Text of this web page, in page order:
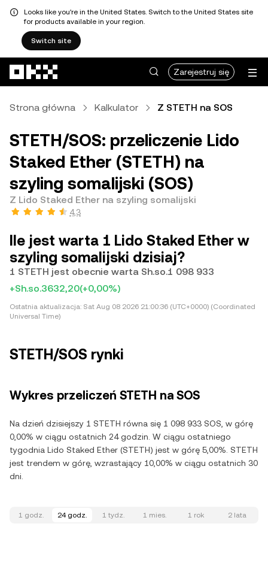
Looks like you're in the United States. Switch to the United States site
for products available in your region.
Switch site
Zarejestruj się
Strona główna Kalkulator Z STETH na SOS
STETH/SOS: przeliczenie Lido
Staked Ether (STETH) na
szyling somalijski (SOS)
Z Lido Staked Ether na szyling somalijski
4,3
Ile jest warta 1 Lido Staked Ether w
szyling somalijski dzisiaj?
1 STETH jest obecnie warta Sh.so.1 098 933
+Sh.so.3632,20(+0,00%)
Ostatnia aktualizacja: Sat Aug 08 2026 21:00:36 (UTC+0000) (Coordinated
Universal Time)
STETH/SOS rynki
Wykres przeliczeń STETH na SOS
Na dzień dzisiejszy 1 STETH równa się 1 098 933 SOS, w górę
0,00% w ciągu ostatnich 24 godzin. W ciągu ostatniego
tygodnia Lido Staked Ether (STETH) jest w górę 5,00%. STETH
jest trendem w górę, wzrastający 10,00% w ciągu ostatnich 30
dni.
1 godz. 24 godz. 1 tydz. 1 mies. 1 rok 2 lata